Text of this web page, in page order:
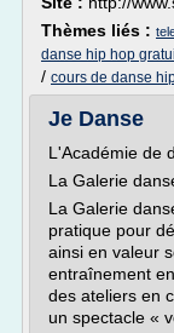
Thèmes liés :
danse hip hop
/ cours de danse
Je Danse
L'Académie de
La Galerie
La Galerie
pratique pour
ainsi en valeur
entraînement
des ateliers en
un spectacle «